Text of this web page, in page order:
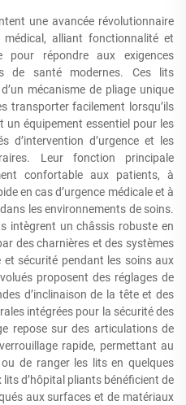
une avancée révolutionnaire
alliant fonctionnalité et
pour répondre aux exigences
de santé modernes. Ces lits
mécanisme de pliage unique
transporter facilement lorsqu’ils
un équipement essentiel pour les
d’intervention d’urgence et les
Leur fonction principale
confortable aux patients, à
en cas d’urgence médicale et à
les environnements de soins.
intègrent un châssis robuste en
des charnières et des systèmes
sécurité pendant les soins aux
proposent des réglages de
d’inclinaison de la tête et des
intégrées pour la sécurité des
repose sur des articulations de
rapide, permettant au
de ranger les lits en quelques
d’hôpital pliants bénéficient de
aux surfaces et de matériaux